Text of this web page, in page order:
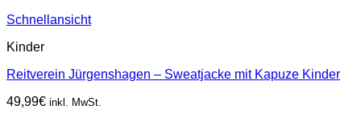
Schnellansicht
Kinder
Reitverein Jürgenshagen – Sweatjacke mit Kapuze Kinder
49,99€ inkl. MwSt.